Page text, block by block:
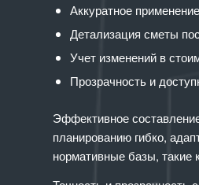
Аккуратное
Детализация сметы
Учет изменений в
Прозрачность и
Эффективное
планированию гибко,
нормативные базы,